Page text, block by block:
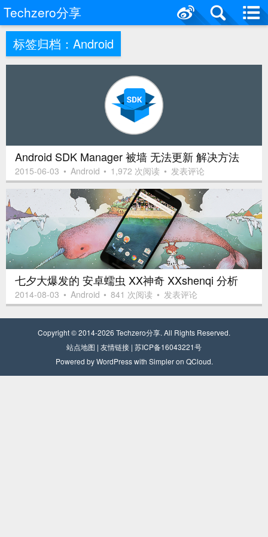
Techzero分享
标签归档： Android
Android SDK Manager 被墙 无法更新 解决方法
2015-06-03 • Android • 1,972 次阅读 • 发表评论
七夕大爆发的 安卓蠕虫 XX神奇 XXshenqi 分析
2014-08-03 • Android • 841 次阅读 • 发表评论
Copyright © 2014-2026 Techzero分享. All Rights Reserved.
站点地图 | 友情链接 | 苏ICP备16043221号
Powered byWordPresswith Simpleron QCloud.